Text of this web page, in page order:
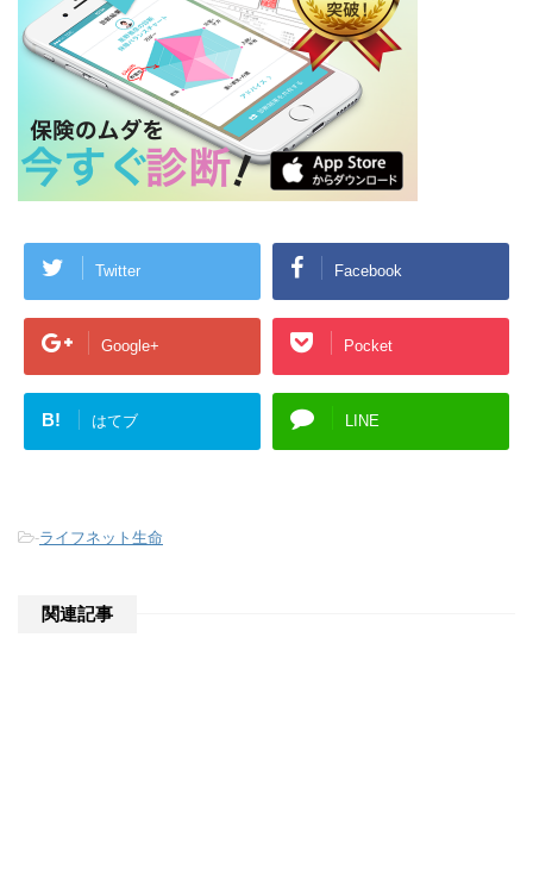
Twitter Facebook
Google+ Pocket
B! はてブ LINE
-ライフネット生命
関連記事